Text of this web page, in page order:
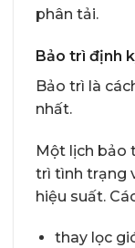
phân tải.
Bảo trì định
Bảo trì là
nhất.
Một lịch bảo
trì tình trạng
hiệu suất.
thay lọc